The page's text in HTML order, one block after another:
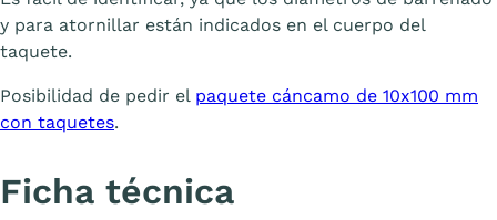
y para atornillar están indicados en el cuerpo del
taquete.
Posibilidad de pedir el paquete cáncamo de 10x100 mm
con taquetes.
Ficha técnica